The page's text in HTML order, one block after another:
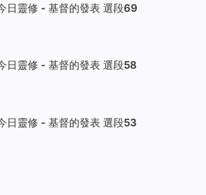
日靈修 - 基督的發表 選段69
日靈修 - 基督的發表 選段58
日靈修 - 基督的發表 選段53